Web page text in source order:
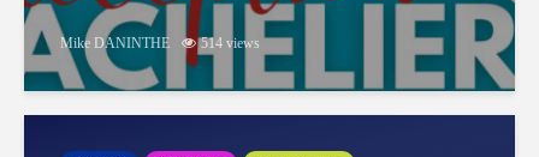
Mike DANINTHE 514 views